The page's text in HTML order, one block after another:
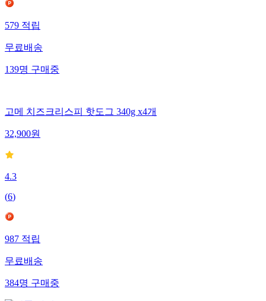
579적립
무료배송
139명구매중
고메 치즈크리스피 핫도그 340g x4개
32,900원
4.3
(6)
987적립
무료배송
384명구매중